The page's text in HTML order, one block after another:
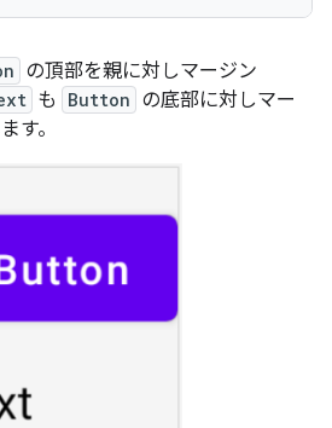
の頂部を親に対しマージン
も Button の底部に対しマー
す。